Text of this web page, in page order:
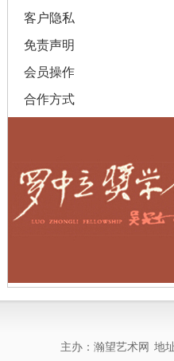
客户隐私
免责声明
会员操作
合作方式
主办：瀚望艺术网 地